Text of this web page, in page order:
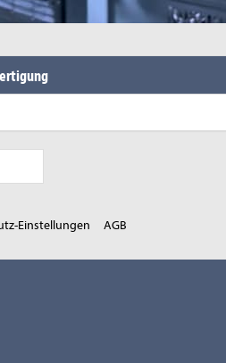
Einstellungen AGB